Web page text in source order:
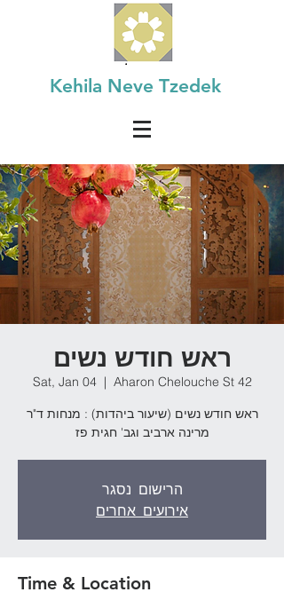
Kehila Neve Tzedek
ראש חודש נשים
Sat, Jan 04
  |
Aharon Chelouche St 42
ראש חודש נשים (שיעור ביהדות) : מנחות ד"ר
מרינה ארביב וגב' חגית פז
הרישום נסגר
אירועים אחרים
Time & Location